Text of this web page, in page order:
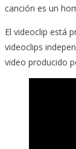
canción es un
El videoclip está
videoclips
video producido